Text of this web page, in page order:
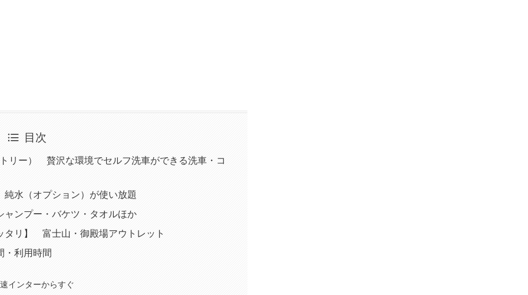
目次
リー） 贅沢な環境でセルフ洗車ができる洗車・コ
水（オプション）が使い放題
ンプー・バケツ・タオルほか
タリ】 富士山・御殿場アウトレット
・利用時間
インターからすぐ